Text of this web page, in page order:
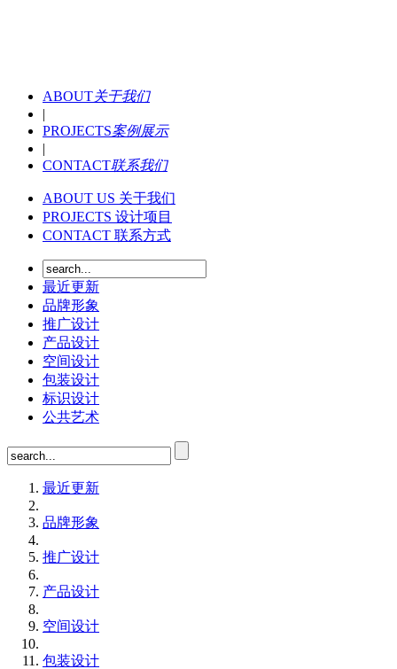
ABOUT关于我们
|
PROJECTS案例展示
|
CONTACT联系我们
ABOUT US 关于我们
PROJECTS 设计项目
CONTACT 联系方式
最近更新
品牌形象
推广设计
产品设计
空间设计
包装设计
标识设计
公共艺术
最近更新
品牌形象
推广设计
产品设计
空间设计
包装设计